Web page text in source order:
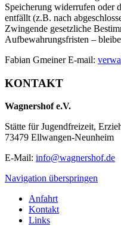
Speicherung widerrufen oder
entfällt (z.B. nach
Zwingende gesetzliche
Aufbewahrungsfristen –
Fabian Gmeiner E-mail:
KONTAKT
Wagnershof e.V.
Stätte für Jugendfreizeit,
73479 Ellwangen-Neunheim
E-Mail: info@wagnershof.de
Navigation überspringen
Anfahrt
Kontakt
Links